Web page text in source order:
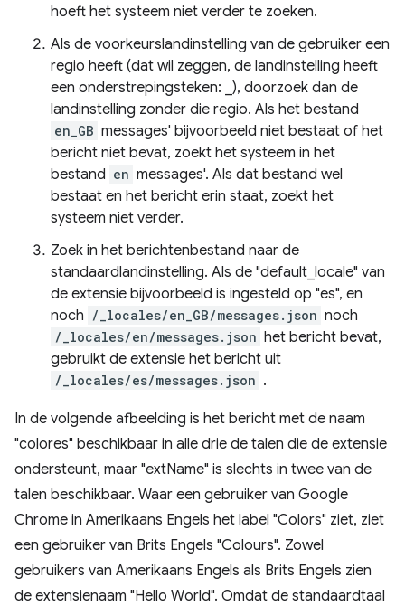
hoeft het systeem niet verder te zoeken.
Als de voorkeurslandinstelling van de gebruiker een
regio heeft (dat wil zeggen, de landinstelling heeft
een onderstrepingsteken: _), doorzoek dan de
landinstelling zonder die regio. Als het bestand
en_GB messages' bijvoorbeeld niet bestaat of het
bericht niet bevat, zoekt het systeem in het
bestand en messages'. Als dat bestand wel
bestaat en het bericht erin staat, zoekt het
systeem niet verder.
Zoek in het berichtenbestand naar de
standaardlandinstelling. Als de "default_locale" van
de extensie bijvoorbeeld is ingesteld op "es", en
noch /_locales/en_GB/messages.json noch
/_locales/en/messages.json het bericht bevat,
gebruikt de extensie het bericht uit
/_locales/es/messages.json .
In de volgende afbeelding is het bericht met de naam
"colores" beschikbaar in alle drie de talen die de extensie
ondersteunt, maar "extName" is slechts in twee van de
talen beschikbaar. Waar een gebruiker van Google
Chrome in Amerikaans Engels het label "Colors" ziet, ziet
een gebruiker van Brits Engels "Colours". Zowel
gebruikers van Amerikaans Engels als Brits Engels zien
de extensienaam "Hello World". Omdat de standaardtaal